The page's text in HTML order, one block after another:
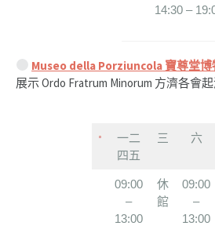
14:30 –
Museo della Porziuncola 寶尊堂博
展示 Ordo Fratrum Minorum 方濟各會
一二
四五
三 六
09:00
–
13:00
休
館
09:00
–
13:00